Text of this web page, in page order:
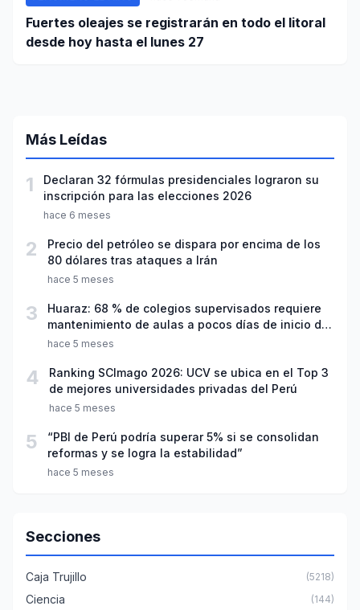
Fuertes oleajes se registrarán en todo el litoral
desde hoy hasta el lunes 27
Más Leídas
1
Declaran 32 fórmulas presidenciales lograron su
inscripción para las elecciones 2026
hace 6 meses
2
Precio del petróleo se dispara por encima de los
80 dólares tras ataques a Irán
hace 5 meses
3
Huaraz: 68 % de colegios supervisados requiere
mantenimiento de aulas a pocos días de inicio del
año escolar 2026
hace 5 meses
4
Ranking SCImago 2026: UCV se ubica en el Top 3
de mejores universidades privadas del Perú
hace 5 meses
5
“PBI de Perú podría superar 5% si se consolidan
reformas y se logra la estabilidad”
hace 5 meses
Secciones
Caja Trujillo (5218)
Ciencia (144)